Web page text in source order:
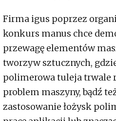
Firma igus poprzez
konkurs manus chce
przewagę elementów
tworzyw sztucznych,
polimerowa tuleja trwale
problem maszyny, bądź
zastosowanie łożysk